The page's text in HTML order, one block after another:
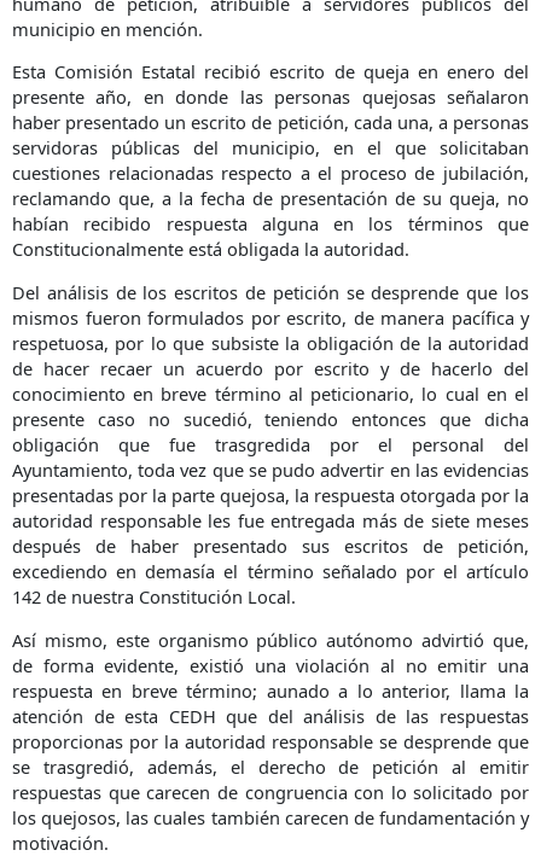
municipio en mención.
Esta Comisión Estatal recibió escrito de queja en enero del
presente año, en donde las personas quejosas señalaron
haber presentado un escrito de petición, cada una, a personas
servidoras públicas del municipio, en el que solicitaban
cuestiones relacionadas respecto a el proceso de jubilación,
reclamando que, a la fecha de presentación de su queja, no
habían recibido respuesta alguna en los términos que
Constitucionalmente está obligada la autoridad.
Del análisis de los escritos de petición se desprende que los
mismos fueron formulados por escrito, de manera pacífica y
respetuosa, por lo que subsiste la obligación de la autoridad
de hacer recaer un acuerdo por escrito y de hacerlo del
conocimiento en breve término al peticionario, lo cual en el
presente caso no sucedió, teniendo entonces que dicha
obligación que fue trasgredida por el personal del
Ayuntamiento, toda vez que se pudo advertir en las evidencias
presentadas por la parte quejosa, la respuesta otorgada por la
autoridad responsable les fue entregada más de siete meses
después de haber presentado sus escritos de petición,
excediendo en demasía el término señalado por el artículo
142 de nuestra Constitución Local.
Así mismo, este organismo público autónomo advirtió que,
de forma evidente, existió una violación al no emitir una
respuesta en breve término; aunado a lo anterior, llama la
atención de esta CEDH que del análisis de las respuestas
proporcionas por la autoridad responsable se desprende que
se trasgredió, además, el derecho de petición al emitir
respuestas que carecen de congruencia con lo solicitado por
los quejosos, las cuales también carecen de fundamentación y
motivación.